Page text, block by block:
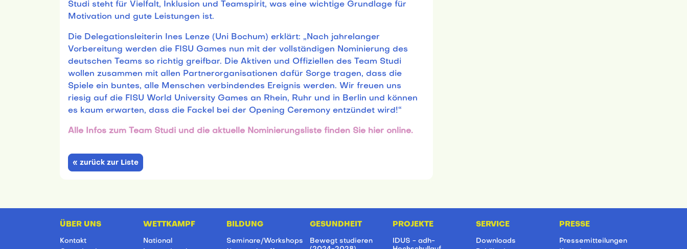
Studi steht für Vielfalt, Inklusion und Teamspirit, was eine wichtige Grundlage für
Motivation und gute Leistungen ist.
Die Delegationsleiterin Ines Lenze (Uni Bochum) erklärt: „Nach jahrelanger
Vorbereitung werden die FISU Games nun mit der vollständigen Nominierung des
deutschen Teams so richtig greifbar. Die Aktiven und Offiziellen des Team Studi
wollen zusammen mit allen Partnerorganisationen dafür Sorge tragen, dass die
Spiele ein buntes, alle Menschen verbindendes Ereignis werden. Wir freuen uns
riesig auf die FISU World University Games an Rhein, Ruhr und in Berlin und können
es kaum erwarten, dass die Fackel bei der Opening Ceremony entzündet wird!“
Alle Infos zum Team Studi und die aktuelle Nominierungsliste finden Sie hier online.
« zurück zur Liste
ÜBER UNS
Kontakt
WETTKAMPF
National
BILDUNG
Seminare/Workshops
GESUNDHEIT
Bewegt studieren
PROJEKTE
IDUS - adh-
SERVICE
Downloads
PRESSE
Pressemitteilungen